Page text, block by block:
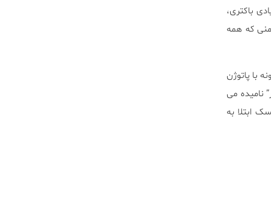
باکتری،
که همه
با پاتوژن
نامیده می
ابتلا به